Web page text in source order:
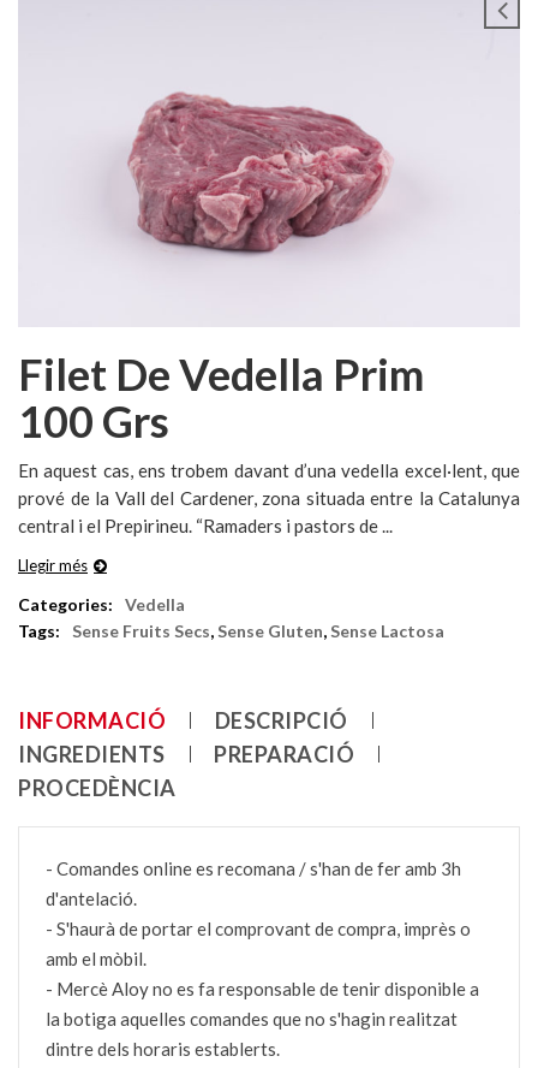
Filet De Vedella Prim
100 Grs
En aquest cas, ens trobem davant d’una vedella excel·lent, que
prové de la Vall del Cardener, zona situada entre la Catalunya
central i el Prepirineu. “Ramaders i pastors de ...
Llegir més
Categories:
Vedella
Tags:
Sense Fruits Secs,Sense Gluten,Sense Lactosa
INFORMACIÓ
DESCRIPCIÓ
INGREDIENTS
PREPARACIÓ
PROCEDÈNCIA
- Comandes online es recomana / s'han de fer amb 3h
d'antelació.
- S'haurà de portar el comprovant de compra, imprès o
amb el mòbil.
- Mercè Aloy no es fa responsable de tenir disponible a
la botiga aquelles comandes que no s'hagin realitzat
dintre dels horaris establerts.